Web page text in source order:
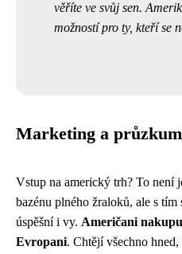
věříte ve svůj sen.
možností pro ty, kteří se
Marketing a
Vstup na americký trh? To není
bazénu plného žraloků, ale s
úspěšní i vy. Američani
Evropani. Chtějí všechno